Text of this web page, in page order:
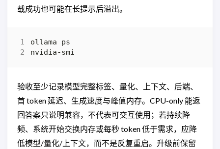
载成功也可能在长提示后溢出。
验收至少记录模型完整标签、量化、上下文、后端、
首 token 延迟、生成速度与峰值内存。CPU-only 能返
回答案只说明兼容，不代表可交互使用；若持续降
频、系统开始交换内存或每秒 token 低于需求，应降
低模型/量化/上下文，而不是反复重启。升级前保留